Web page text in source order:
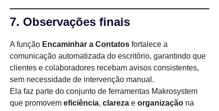
7. Observações finais
A função Encaminhar a Contatos fortalece a
comunicação automatizada do escritório, garantindo que
clientes e colaboradores recebam avisos consistentes,
sem necessidade de intervenção manual.
Ela faz parte do conjunto de ferramentas Makrosystem
que promovem eficiência, clareza e organização na